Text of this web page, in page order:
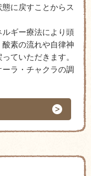
に戻すことからス
ギー療法により頭
素の流れや自律神
ていただきます。
ラ・チャクラの調